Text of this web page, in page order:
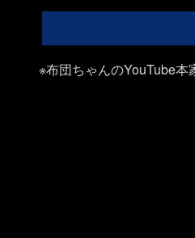
※布団ちゃんのYouTube